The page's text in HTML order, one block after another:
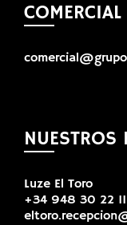
COMERCIAL
NUESTROS
Luze El Toro
+34 948 30 22 11